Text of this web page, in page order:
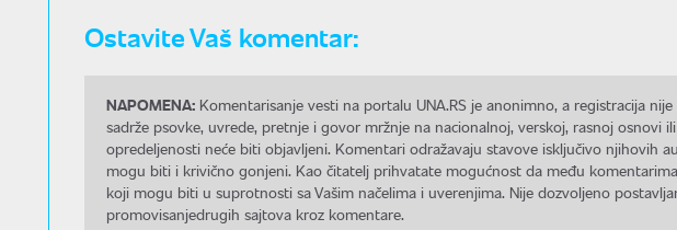
Ostavite Vaš komentar:
NAPOMENA: Komentarisanje vesti na portalu UNA.RS je anonimno, a registracija
sadrže psovke, uvrede, pretnje i govor mržnje na nacionalnoj, verskoj, rasnoj osnovi
opredeljenosti neće biti objavljeni. Komentari odražavaju stavove isključivo njihovih
mogu biti i krivično gonjeni. Kao čitatelj prihvatate mogućnost da među
koji mogu biti u suprotnosti sa Vašim načelima i uverenjima. Nije dozvoljeno
promovisanjedrugih sajtova kroz komentare.